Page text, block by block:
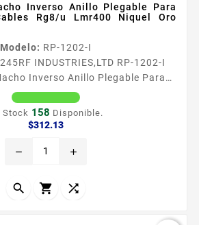
Inverso Anillo Plegable Para
Rg8/u Lmr400 Niquel Oro
Modelo: RP-1202-I
RF INDUSTRIES,LTD RP-1202-I
Inverso Anillo Plegable Para
Cables Rg8/u Lmr400 Niquel Oro
TNC Macho Inverso de Anillo
LMR400 Tipo de Conector TNC
RFLASH1113 Modo de Ensamble
Aislante Dieleacutectrico...
Stock 158 Disponible.
$312.13Precio
remove add
  